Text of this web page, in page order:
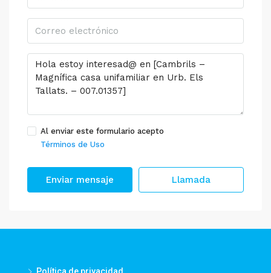
Al enviar este formulario acepto
Términos de Uso
Enviar mensaje Llamada